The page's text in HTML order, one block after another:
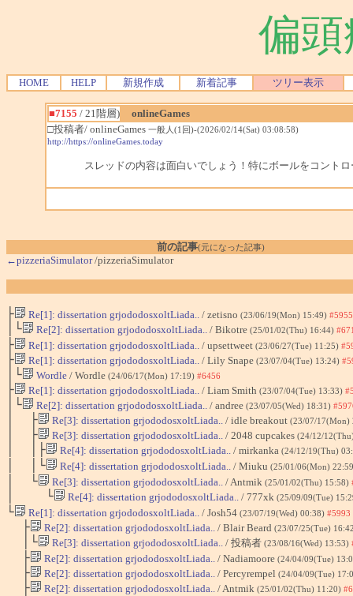
偏
HOME HELP 新規作成 新着記事 ツリー表示
■7155 / 21階層)
onlineGames
□投稿者/ onlineGames 一般人(1回)-(2026/02/14(Sat) 03:08:58)
http://https://onlineGames.today
スレッドの内容は面白いでしょう！特にボールをコント
前の記事(元になった記事)
←pizzeriaSimulator/pizzeriaSimulator
├ Re[1]: dissertation grjododosxoltLiada.. / zetisno (23/06/19(Mon) 15:49) #5955
│└ Re[2]: dissertation grjododosxoltLiada.. / Bikotre (25/01/02(Thu) 16:44)
├ Re[1]: dissertation grjododosxoltLiada.. / upsettweet (23/06/27(Tue) 11:25)
├ Re[1]: dissertation grjododosxoltLiada.. / Lily Snape (23/07/04(Tue) 13:24)
│└ Wordle / Wordle (24/06/17(Mon) 17:19) #6456
├ Re[1]: dissertation grjododosxoltLiada.. / Liam Smith (23/07/04(Tue) 13:33)
│└ Re[2]: dissertation grjododosxoltLiada.. / andree (23/07/05(Wed) 18:31)
│ ├ Re[3]: dissertation grjododosxoltLiada.. / idle breakout (23/07/17(Mon)
│ ├ Re[3]: dissertation grjododosxoltLiada.. / 2048 cupcakes (24/12/
│ │├ Re[4]: dissertation grjododosxoltLiada.. / mirkanka (24/12/19(Thu)
│ │└ Re[4]: dissertation grjododosxoltLiada.. / Miuku (25/01/06(Mon)
│ └ Re[3]: dissertation grjododosxoltLiada.. / Antmik (25/01/02(Thu) 15:58)
│ └ Re[4]: dissertation grjododosxoltLiada.. / 777xk (25/09/09(Tue)
└ Re[1]: dissertation grjododosxoltLiada.. / Josh54 (23/07/19(Wed) 00:38) #5993
├ Re[2]: dissertation grjododosxoltLiada.. / Blair Beard (23/07/25(Tue)
│└ Re[3]: dissertation grjododosxoltLiada.. / 投稿者 (23/08/16(Wed) 13:53)
├ Re[2]: dissertation grjododosxoltLiada.. / Nadiamoore (24/04/09(Tue)
├ Re[2]: dissertation grjododosxoltLiada.. / Percyrempel (24/04/09(Tue)
├ Re[2]: dissertation grjododosxoltLiada.. / Antmik (25/01/02(Thu) 11:20)